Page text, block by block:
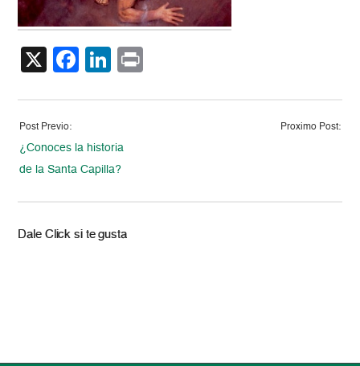
X Facebook
LinkedIn
Post Previo:
¿Conoces la historia
de la Santa Capilla?
Proximo Post:
Dale Click si te gusta